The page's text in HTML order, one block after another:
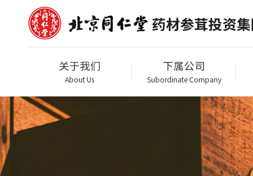
关于我们
About Us
下属公司
Subordinate Company